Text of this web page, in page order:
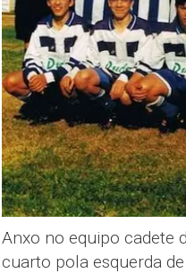
Anxo no equipo cadete
cuarto pola esquerda